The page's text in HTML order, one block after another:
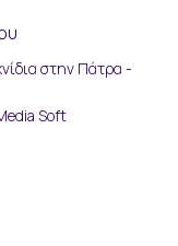
στην Πάτρα -
Soft